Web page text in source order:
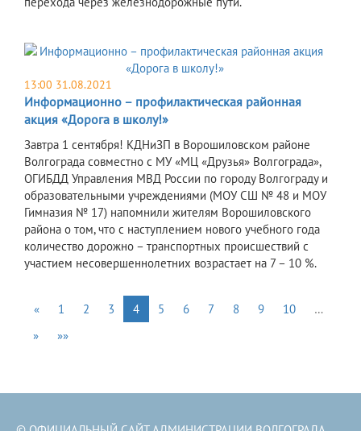
13:00 31.08.2021
Информационно – профилактическая районная
акция «Дорога в школу!»
Завтра 1 сентября! КДНиЗП в Ворошиловском районе
Волгограда совместно с МУ «МЦ «Друзья» Волгограда»,
ОГИБДД Управления МВД России по городу Волгограду и
образовательными учреждениями (МОУ СШ № 48 и МОУ
Гимназия № 17) напомнили жителям Ворошиловского
района о том, что с наступлением нового учебного года
количество дорожно – транспортных происшествий с
участием несовершеннолетних возрастает на 7 – 10 %.
« 1 2 3 4 5 6 7 8 9 10
…
»
»»